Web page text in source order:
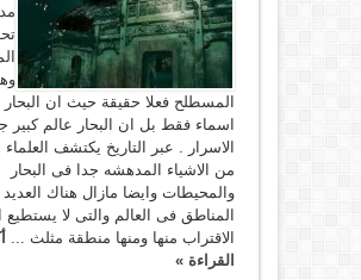
المسطلح فعلا حقيقة حيث ان
اسماء فقط بل ان البحار عالم كبير
الاسرار . عبر التاريخ يكتشف العلماء
من الاشياء المدهشه جدا فى البحار
والمحيطات وايضا مازال هناك
المناطق فى العالم والتى لا يستطيع
الاقتراب منها ومنها منطقة مثلث ...
القراءة »